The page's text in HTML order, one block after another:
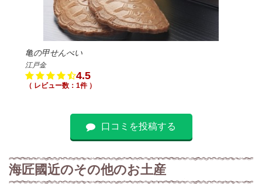
亀の甲せんべい
江戸金
4.5
（ レビュー数：1件 ）
口コミを投稿する
海匠國近のその他のお土産